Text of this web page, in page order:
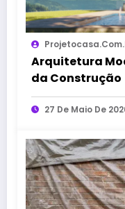
Arquitetura
da Construção
27 De Maio De